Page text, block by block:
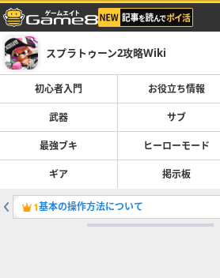
スプラトゥーン2攻略Wiki
初心者入門 お役立ち情報
武器 サブ
最強ブキ ヒーローモード
ギア 掲示板
1基本の操作方法について